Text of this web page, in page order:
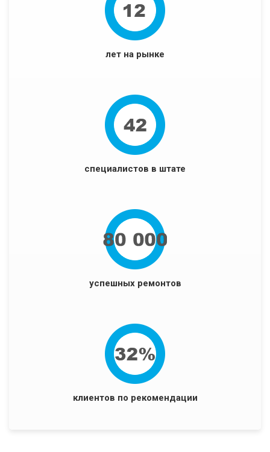
лет на рынке
специалистов в штате
успешных ремонтов
клиентов по рекомендации